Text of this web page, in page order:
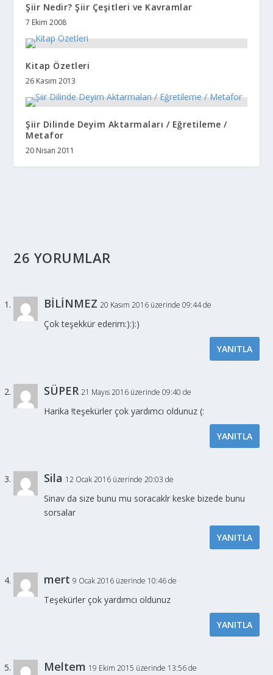
Şiir Nedir? Şiir Çeşitleri ve Kavramlar
7 Ekim 2008
Kitap Özetleri
26 Kasım 2013
Şiir Dilinde Deyim Aktarmaları / Eğretileme /
Metafor
20 Nisan 2011
26 YORUMLAR
BİLİNMEZ 20 Kasım 2016 üzerinde 09:44 de
Çok teşekkür ederim:):):)
YANITLA
SÜPER 21 Mayıs 2016 üzerinde 09:40 de
Harika !teşekürler çok yardımcı oldunuz (:
YANITLA
Sila 12 Ocak 2016 üzerinde 20:03 de
Sinav da size bunu mu soracaklr keske bizede bunu
sorsalar
YANITLA
mert 9 Ocak 2016 üzerinde 10:46 de
Teşekürler çok yardımcı oldunuz
YANITLA
Meltem 19 Ekim 2015 üzerinde 13:56 de